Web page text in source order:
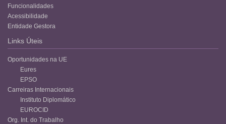
Funcionalidades
Acessibilidade
Entidade Gestora
Links Úteis
Oportunidades na UE
Eures
EPSO
Carreiras Internacionais
Instituto Diplomático
EUROCID
Org. Int. do Trabalho